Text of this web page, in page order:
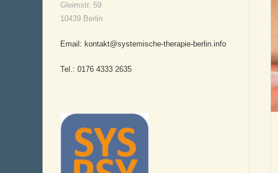
Gleimstr. 59
10439 Berlin
Email: kontakt@systemische-therapie-berlin.info
Tel.: 0176 4333 2635